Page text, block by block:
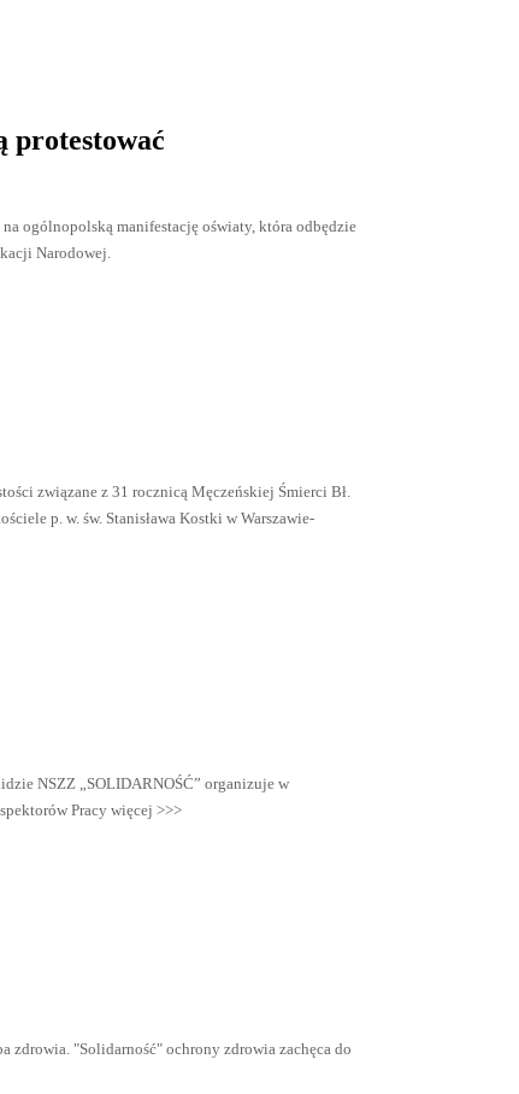
protestować
ogólnopolską manifestację oświaty, która odbędzie
Narodowej.
związane z 31 rocznicą Męczeńskiej Śmierci Bł.
p. w. św. Stanisława Kostki w Warszawie-
NSZZ „SOLIDARNOŚĆ” organizuje w
Pracy więcej >>>
zdrowia. "Solidarność" ochrony zdrowia zachęca do